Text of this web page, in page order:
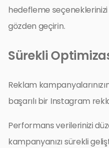
hedefleme seçeneklerinizi
gözden geçirin.
Sürekli
Reklam
başarılı bir Instagram
Performans verilerinizi
kampanyanızı sürekli